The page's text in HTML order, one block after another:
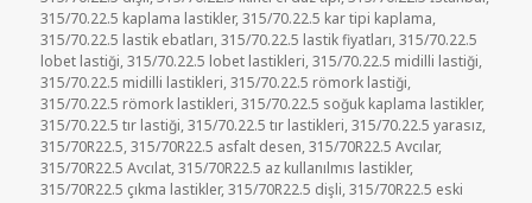
315/70.22.5 kaplama lastikler,315/70.22.5 kar tipi kaplama,
315/70.22.5 lastik ebatları,315/70.22.5 lastik fiyatları,315/70.22.5
lobet lastiği,315/70.22.5 lobet lastikleri,315/70.22.5 midilli lastiği,
315/70.22.5 midilli lastikleri,315/70.22.5 römork lastiği,
315/70.22.5 römork lastikleri,315/70.22.5 soğuk kaplama lastikler,
315/70.22.5 tır lastiği,315/70.22.5 tır lastikleri,315/70.22.5 yarasız,
315/70R22.5,315/70R22.5 asfalt desen,315/70R22.5 Avcılar,
315/70R22.5 Avcılat,315/70R22.5 az kullanılmıs lastikler,
315/70R22.5 çıkma lastikler,315/70R22.5 dişli,315/70R22.5 eski